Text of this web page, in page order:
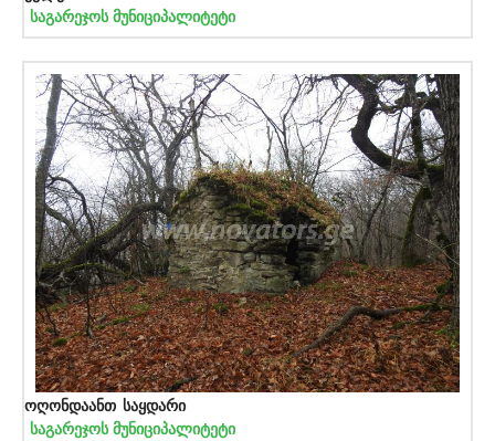
საგარეჯოს მუნიციპალიტეტი
ოღონდაანთ საყდარი
საგარეჯოს მუნიციპალიტეტი